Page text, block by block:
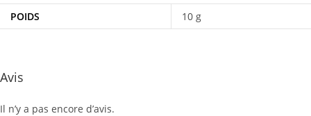
POIDS 10 g
Avis
Il n’y a pas encore d’avis.